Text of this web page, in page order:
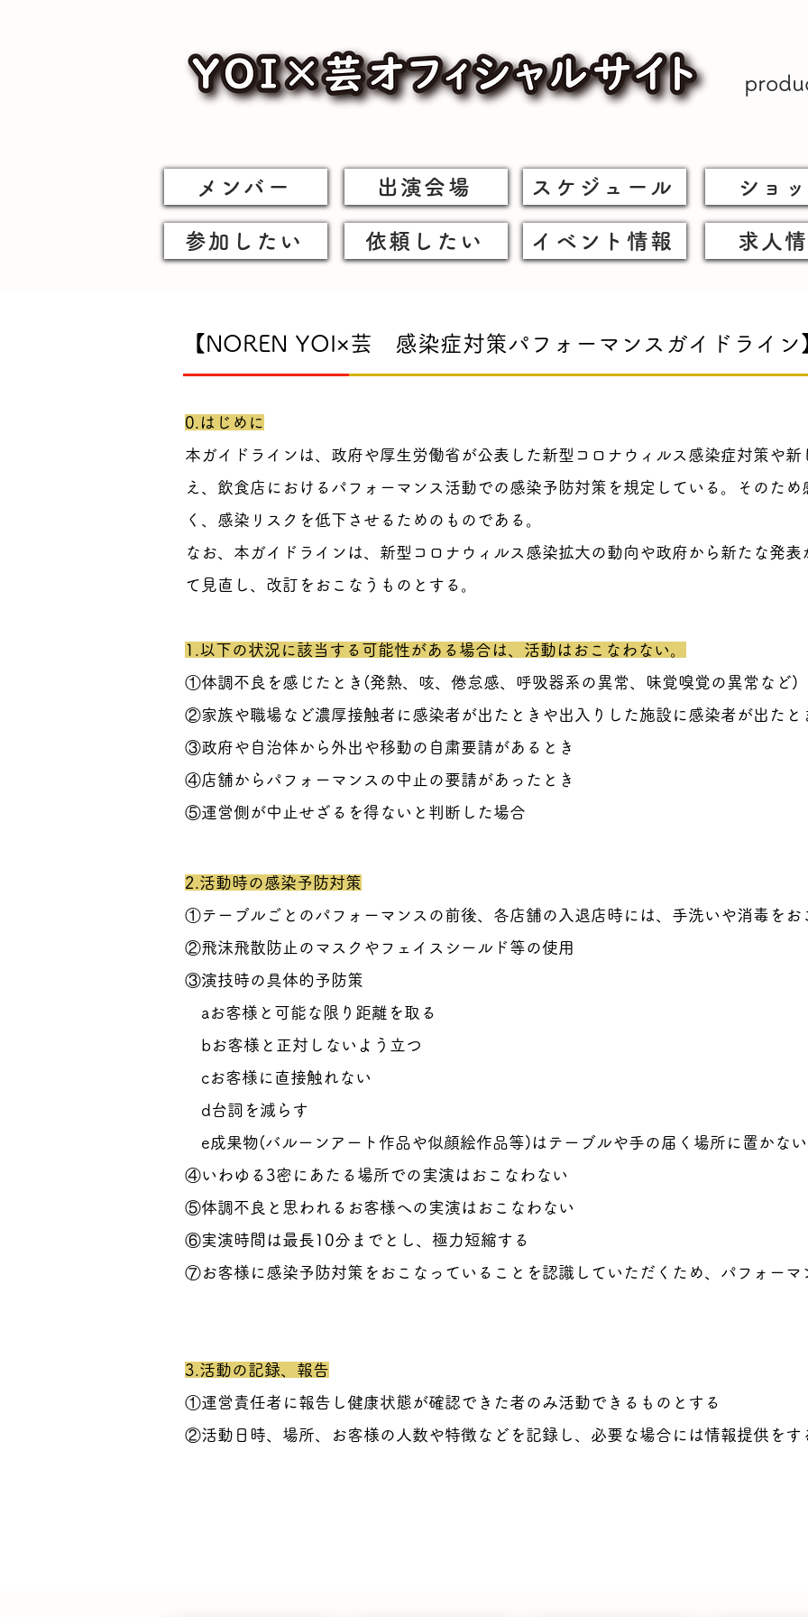
メンバー 出演会場 スケジュール ショ
参加したい 依頼したい イベント情報 求人
【NOREN YOI×芸 感染症対策パフォーマンスガイドライン
0.はじめに
本ガイドラインは、政府や厚生労働省が公表した新型コロナウィルス感染症対策や
え、飲食店におけるパフォーマンス活動での感染予防対策を規定している。そのた
く、感染リスクを低下させるためのものである。
なお、本ガイドラインは、新型コロナウィルス感染拡大の動向や政府から新たな発
て見直し、改訂をおこなうものとする。
1.以下の状況に該当する可能性がある場合は、活動はおこなわない。
①体調不良を感じたとき(発熱、咳、倦怠感、呼吸器系の異常、味覚嗅覚の異常など)
②家族や職場など濃厚接触者に感染者が出たときや出入りした施設に感染者が出たと
③政府や自治体から外出や移動の自粛要請があるとき
④店舗からパフォーマンスの中止の要請があったとき
⑤運営側が中止せざるを得ないと判断した場合
2.活動時の感染予防対策
①テーブルごとのパフォーマンスの前後、各店舗の入退店時には、手洗いや消毒をお
②飛沫飛散防止のマスクやフェイスシールド等の使用
③演技時の具体的予防策
aお客様と可能な限り距離を取る
bお客様と正対しないよう立つ
cお客様に直接触れない
d台詞を減らす
e成果物(バルーンアート作品や似顔絵作品等)はテーブルや手の届く場所に置かない
④いわゆる3密にあたる場所での実演はおこなわない
⑤体調不良と思われるお客様への実演はおこなわない
⑥実演時間は最長10分までとし、極力短縮する
⑦お客様に感染予防対策をおこなっていることを認識していただくため、パフォーマ
3.活動の記録、報告
①運営責任者に報告し健康状態が確認できた者のみ活動できるものとする
​②活動日時、場所、お客様の人数や特徴などを記録し、必要な場合には情報提供をす